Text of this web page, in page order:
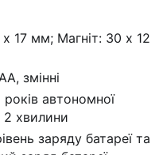
17 мм; Магніт: 30 х 12
змінні
автономної
2 хвилини
заряду батареї та